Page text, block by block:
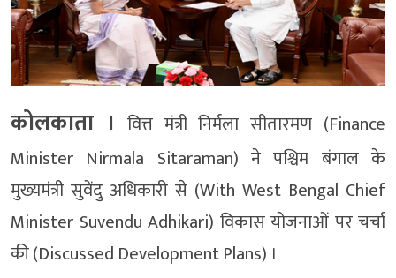
कोलकाता । वित्त मंत्री निर्मला सीतारमण (Finance
Minister Nirmala Sitaraman) ने पश्चिम बंगाल के
मुख्यमंत्री सुवेंदु अधिकारी से (With West Bengal Chief
Minister Suvendu Adhikari) विकास योजनाओं पर चर्चा
की (Discussed Development Plans) ।